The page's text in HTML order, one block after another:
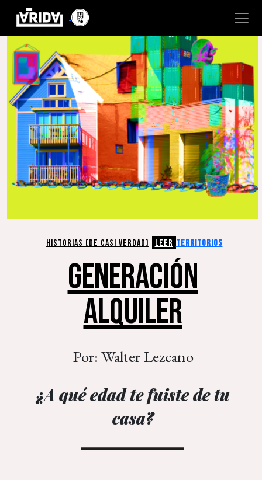
HISTORIAS (DE CASI VERDAD) LEER TERRITORIOS
GENERACIÓN
ALQUILER
Por: Walter Lezcano
¿A qué edad te fuiste de tu
casa?